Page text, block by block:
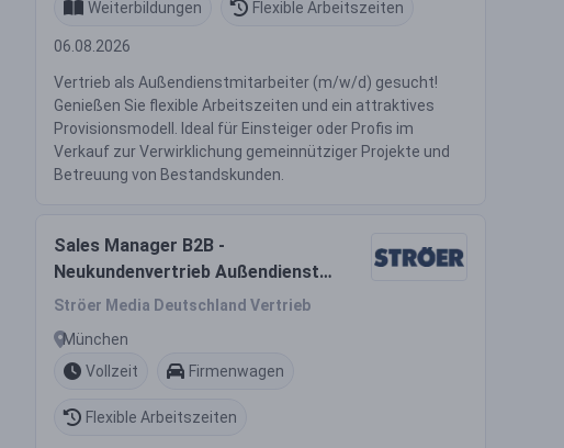
Weiterbildungen Flexible Arbeitszeiten
06.08.2026
Vertrieb als Außendienstmitarbeiter (m/w/d) gesucht!
Genießen Sie flexible Arbeitszeiten und ein attraktives
Provisionsmodell. Ideal für Einsteiger oder Profis im
Verkauf zur Verwirklichung gemeinnütziger Projekte und
Betreuung von Bestandskunden.
Sales Manager B2B -
Neukundenvertrieb Außendienst
(m/w/d)
Ströer Media Deutschland Vertrieb
München
Vollzeit
Firmenwagen
Flexible Arbeitszeiten